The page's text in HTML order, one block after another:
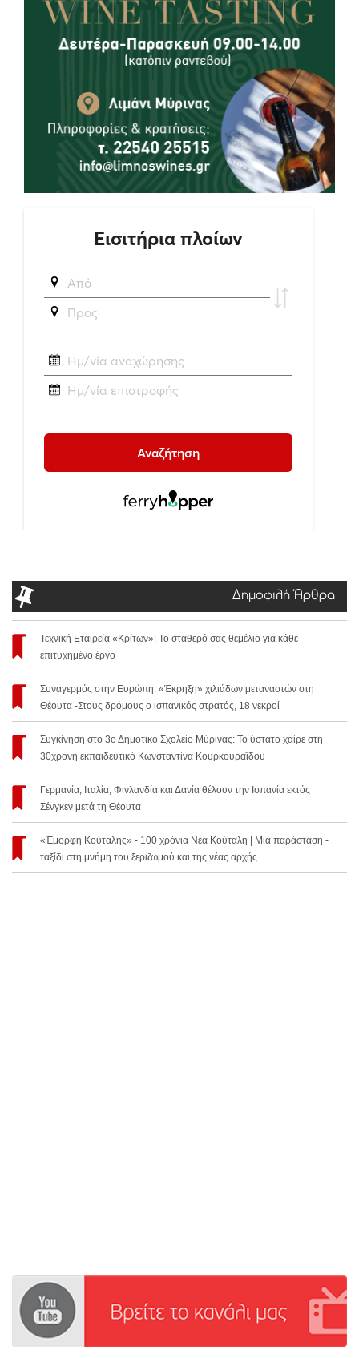
Δημοφιλή Άρθρα
Τεχνική Εταιρεία «Κρίτων»: Το σταθερό σας θεμέλιο για κάθε
επιτυχημένο έργο
Συναγερμός στην Ευρώπη: «Έκρηξη» χιλιάδων μεταναστών στη
Θέουτα -Στους δρόμους ο ισπανικός στρατός, 18 νεκροί
Συγκίνηση στο 3ο Δημοτικό Σχολείο Μύρινας: Το ύστατο χαίρε στη
30χρονη εκπαιδευτικό Κωνσταντίνα Κουρκουραΐδου
Γερμανία, Ιταλία, Φινλανδία και Δανία θέλουν την Ισπανία εκτός
Σένγκεν μετά τη Θέουτα
«Έμορφη Κούταλης» - 100 χρόνια Νέα Κούταλη | Μια παράσταση -
ταξίδι στη μνήμη του ξεριζωμού και της νέας αρχής